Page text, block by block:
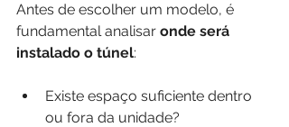
Antes de escolher um modelo, é
fundamental analisar onde será
instalado o túnel:
Existe espaço suficiente dentro
ou fora da unidade?